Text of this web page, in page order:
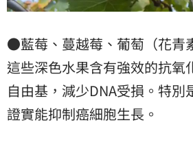
●藍莓、蔓越莓、葡萄（花青
這些深色水果含有強效的抗氧
自由基，減少DNA受損。特別
證實能抑制癌細胞生長。